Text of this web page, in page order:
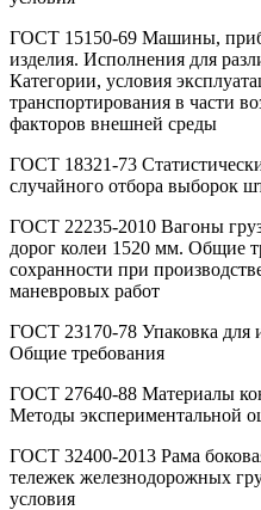
ГОСТ 15150-69 Машины,
изделия. Исполнения для
Категории, условия
транспортирования в части
факторов внешней среды
ГОСТ 18321-73
случайного отбора выборок
ГОСТ 22235-2010 Вагоны
дорог колеи 1520 мм. Общие
сохранности при
маневровых работ
ГОСТ 23170-78 Упаковка для
Общие требования
ГОСТ 27640-88 Материалы
Методы экспериментальной
ГОСТ 32400-2013 Рама
тележек железнодорожных
условия